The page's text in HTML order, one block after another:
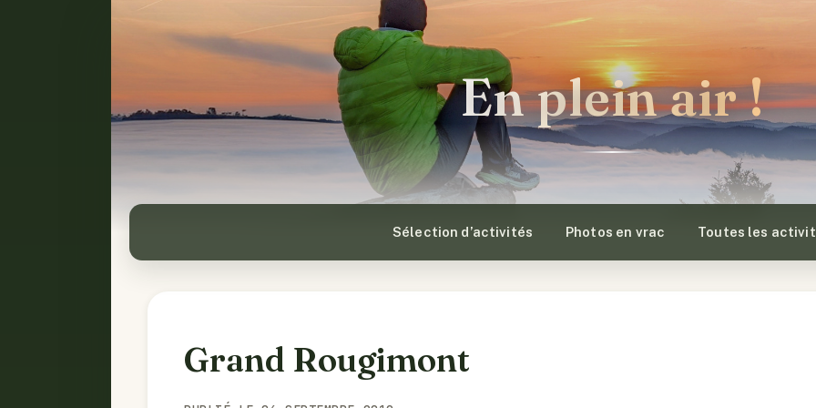
En plein air !
Sélection d’activités Photos en vrac Toutes les
Grand Rougimont